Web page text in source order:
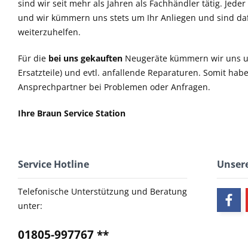
sind wir seit mehr als Jahren als Fachhändler tätig.
und wir kümmern uns stets um Ihr Anliegen und sind
weiterzuhelfen.
Für die bei uns gekauften Neugeräte kümmern wir uns
Ersatzteile) und evtl. anfallende Reparaturen. Somit
Ansprechpartner bei Problemen oder Anfragen.
Ihre Braun Service Station
Service Hotline
Telefonische Unterstützung und Beratung
unter:
01805-997767 **